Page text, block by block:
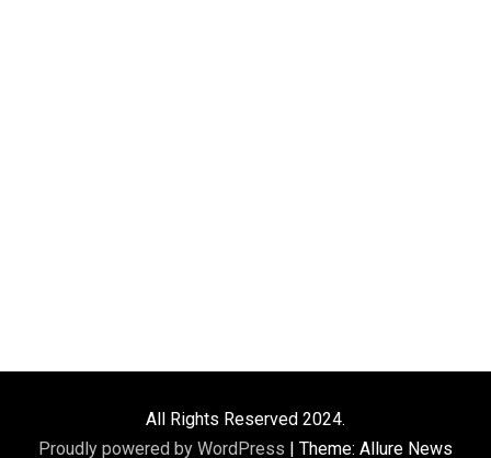
All Rights Reserved 2024.
Proudly powered by WordPress
Theme: Allure News